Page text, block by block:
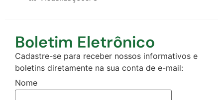
Boletim Eletrônico
Cadastre-se para receber nossos informativos e
boletins diretamente na sua conta de e-mail:
Nome